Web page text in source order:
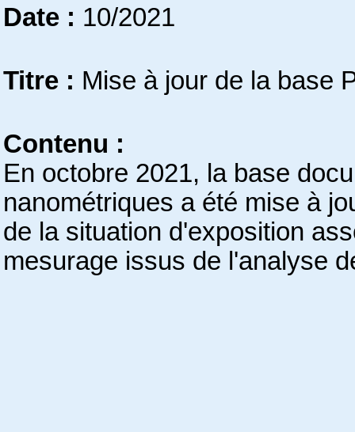
Date : 10/2021
Titre : Mise à jour de la base
Contenu :
En octobre 2021, la base
nanométriques a été mise à
de la situation d'exposition
mesurage issus de l'analyse